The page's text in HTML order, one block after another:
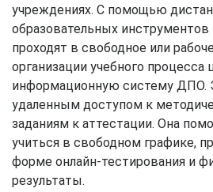
учреждениях. С помощью
образовательных
проходят в свободное или
организации учебного процесса
информационную систему ДПО.
удаленным доступом к
заданиям к аттестации. Она
учиться в свободном графике,
форме онлайн-тестирования и
результаты.